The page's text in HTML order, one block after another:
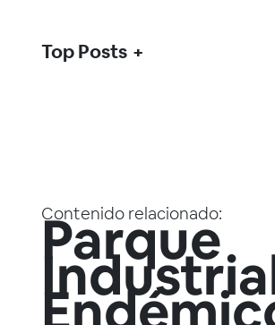
Contenido relacionado:
Parque
Top Posts